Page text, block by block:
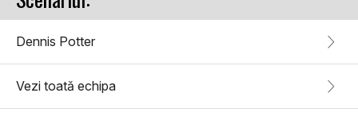
Dennis Potter
Vezi toată echipa